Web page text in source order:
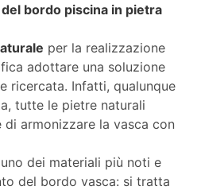
bordo piscina in pietra
per la realizzazione
adottare una soluzione
ricercata. Infatti, qualunque
tutte le pietre naturali
armonizzare la vasca con
dei materiali più noti e
del bordo vasca: si tratta